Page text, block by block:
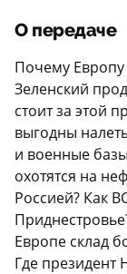
О передаче
Почему
Зеленский
стоит за этой
выгодны
и военные
охотятся на
Россией? Как
Европе склад
Где президент